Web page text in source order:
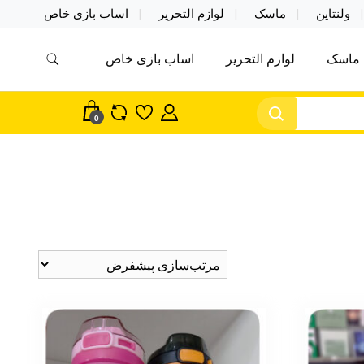
ولنتاین ماسک لوازم التحریر اساب بازی خاص
اکسسوری ماسک در واردات مستقیم
ماسک لوازم التحریر اساب بازی خاص
0